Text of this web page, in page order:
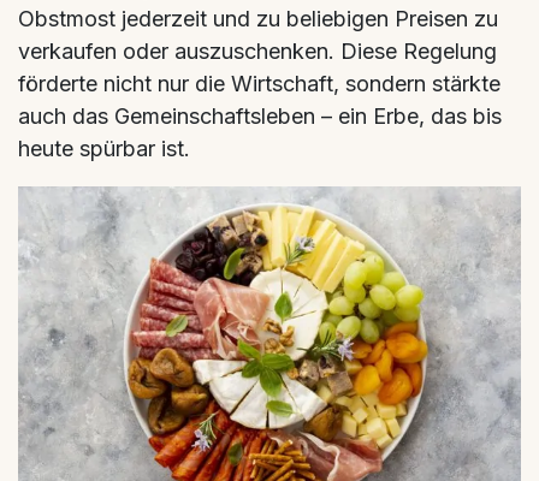
Obstmost jederzeit und zu beliebigen Preisen zu
verkaufen oder auszuschenken. Diese Regelung
förderte nicht nur die Wirtschaft, sondern stärkte
auch das Gemeinschaftsleben – ein Erbe, das bis
heute spürbar ist.